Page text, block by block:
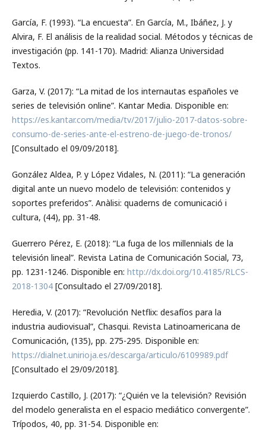
García, F. (1993). “La encuesta”. En García, M., Ibáñez, J. y
Alvira, F. El análisis de la realidad social. Métodos y técnicas de
investigación (pp. 141-170). Madrid: Alianza Universidad
Textos.
Garza, V. (2017): “La mitad de los internautas españoles ve
series de televisión online”. Kantar Media. Disponible en:
https://es.kantar.com/media/tv/2017/julio-2017-datos-sobre-
consumo-de-series-ante-el-estreno-de-juego-de-tronos/
[Consultado el 09/09/2018].
González Aldea, P. y López Vidales, N. (2011): “La generación
digital ante un nuevo modelo de televisión: contenidos y
soportes preferidos”. Anàlisi: quaderns de comunicació i
cultura, (44), pp. 31-48.
Guerrero Pérez, E. (2018): “La fuga de los millennials de la
televisión lineal”. Revista Latina de Comunicación Social, 73,
pp. 1231-1246. Disponible en: http://dx.doi.org/10.4185/RLCS-
2018-1304[Consultado el 27/09/2018].
Heredia, V. (2017): “Revolución Netflix: desafíos para la
industria audiovisual”, Chasqui. Revista Latinoamericana de
Comunicación, (135), pp. 275-295. Disponible en:
https://dialnet.unirioja.es/descarga/articulo/6109989.pdf
[Consultado el 29/09/2018].
Izquierdo Castillo, J. (2017): “¿Quién ve la televisión? Revisión
del modelo generalista en el espacio mediático convergente”.
Trípodos, 40, pp. 31-54. Disponible en: